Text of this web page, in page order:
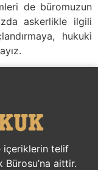
de büromuzun
askerlikle ilgili
hukuki
içeriklerin telif
Bürosu’na aittir.